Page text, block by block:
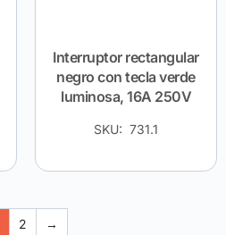
Interruptor rectangular
negro con tecla verde
luminosa, 16A 250V
SKU: 731.1
2 →